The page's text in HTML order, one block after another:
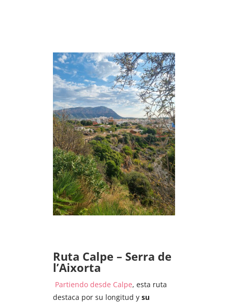
Ruta Calpe – Serra de
l’Aixorta
Partiendo desde Calpe, esta ruta
destaca por su longitud y su